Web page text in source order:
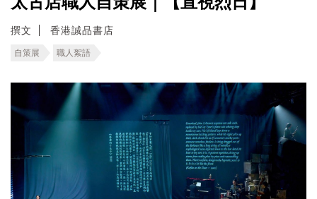
撰文 香港誠品書店
自策展 職人絮語